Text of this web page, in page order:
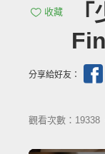
收藏
分享給好友：
觀看次數：19338